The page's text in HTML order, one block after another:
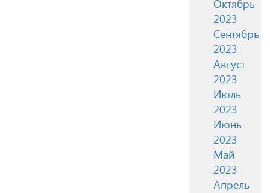
Октябрь
2023
Сентябрь
2023
Август
2023
Июль
2023
Июнь
2023
Май
2023
Апрель